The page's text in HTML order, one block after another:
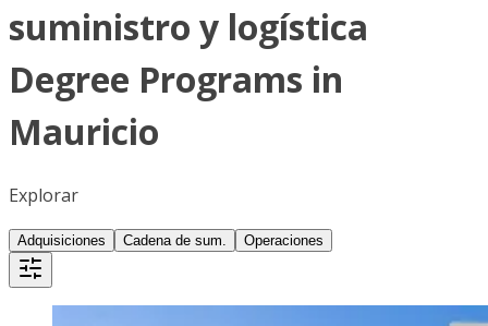
suministro y logística
Degree Programs in
Mauricio
Explorar
Adquisiciones Cadena de sum. Operaciones